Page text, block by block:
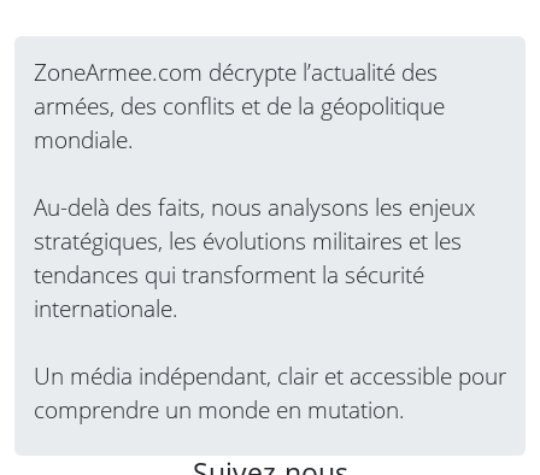
ZoneArmee.com décrypte l’actualité des
armées, des conflits et de la géopolitique
mondiale.
Au-delà des faits, nous analysons les enjeux
stratégiques, les évolutions militaires et les
tendances qui transforment la sécurité
internationale.
Un média indépendant, clair et accessible pour
comprendre un monde en mutation.